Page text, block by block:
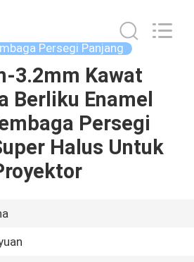
Persegi Panjang
3.2mm Kawat
Berliku Enamel
Persegi
Halus Untuk